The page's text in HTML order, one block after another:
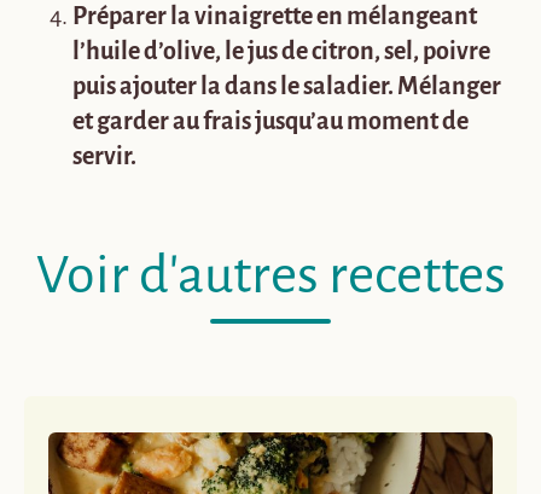
Préparer la vinaigrette en mélangeant
l’huile d’olive, le jus de citron, sel, poivre
puis ajouter la dans le saladier. Mélanger
et garder au frais jusqu’au moment de
servir.
Voir d'autres recettes